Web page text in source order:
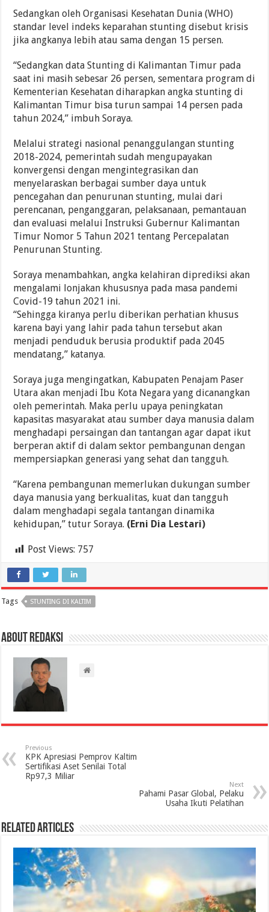
Sedangkan oleh Organisasi Kesehatan Dunia (WHO)
standar level indeks keparahan stunting disebut krisis
jika angkanya lebih atau sama dengan 15 persen.
“Sedangkan data Stunting di Kalimantan Timur pada
saat ini masih sebesar 26 persen, sementara program di
Kementerian Kesehatan diharapkan angka stunting di
Kalimantan Timur bisa turun sampai 14 persen pada
tahun 2024,” imbuh Soraya.
Melalui strategi nasional penanggulangan stunting
2018-2024, pemerintah sudah mengupayakan
konvergensi dengan mengintegrasikan dan
menyelaraskan berbagai sumber daya untuk
pencegahan dan penurunan stunting, mulai dari
perencanan, penganggaran, pelaksanaan, pemantauan
dan evaluasi melalui Instruksi Gubernur Kalimantan
Timur Nomor 5 Tahun 2021 tentang Percepalatan
Penurunan Stunting.
Soraya menambahkan, angka kelahiran diprediksi akan
mengalami lonjakan khususnya pada masa pandemi
Covid-19 tahun 2021 ini.
“Sehingga kiranya perlu diberikan perhatian khusus
karena bayi yang lahir pada tahun tersebut akan
menjadi penduduk berusia produktif pada 2045
mendatang,” katanya.
Soraya juga mengingatkan, Kabupaten Penajam Paser
Utara akan menjadi Ibu Kota Negara yang dicanangkan
oleh pemerintah. Maka perlu upaya peningkatan
kapasitas masyarakat atau sumber daya manusia dalam
menghadapi persaingan dan tantangan agar dapat ikut
berperan aktif di dalam sektor pembangunan dengan
mempersiapkan generasi yang sehat dan tangguh.
“Karena pembangunan memerlukan dukungan sumber
daya manusia yang berkualitas, kuat dan tangguh
dalam menghadapi segala tantangan dinamika
kehidupan,” tutur Soraya. (Erni Dia Lestari)
Post Views: 757
Tags STUNTING DI KALTIM
About Redaksi
Previous
KPK Apresiasi Pemprov Kaltim
Sertifikasi Aset Senilai Total
Rp97,3 Miliar
Next
Pahami Pasar Global, Pelaku
Usaha Ikuti Pelatihan
Related Articles